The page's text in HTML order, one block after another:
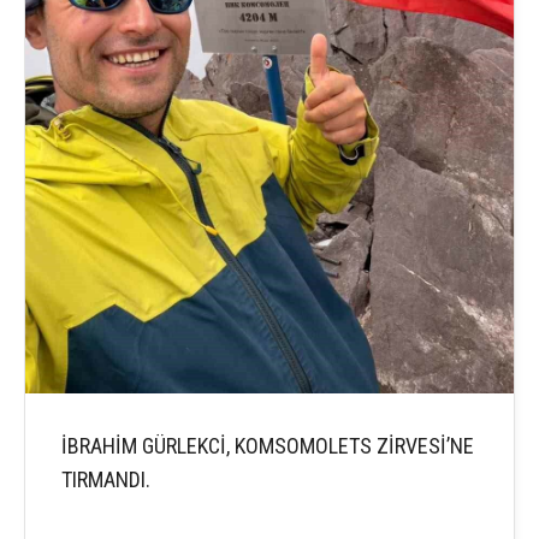
İBRAHİM GÜRLEKCİ, KOMSOMOLETS ZİRVESİ’NE
TIRMANDI.